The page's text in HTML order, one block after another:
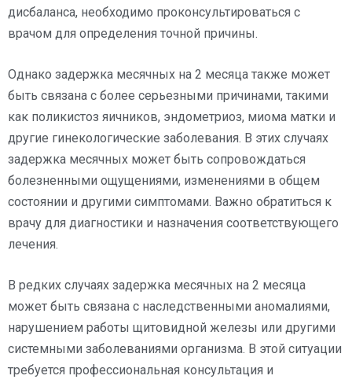
дисбаланса, необходимо проконсультироваться с
врачом для определения точной причины.
Однако задержка месячных на 2 месяца также может
быть связана с более серьезными причинами, такими
как поликистоз яичников, эндометриоз, миома матки и
другие гинекологические заболевания. В этих случаях
задержка месячных может быть сопровождаться
болезненными ощущениями, изменениями в общем
состоянии и другими симптомами. Важно обратиться к
врачу для диагностики и назначения соответствующего
лечения.
В редких случаях задержка месячных на 2 месяца
может быть связана с наследственными аномалиями,
нарушением работы щитовидной железы или другими
системными заболеваниями организма. В этой ситуации
требуется профессиональная консультация и